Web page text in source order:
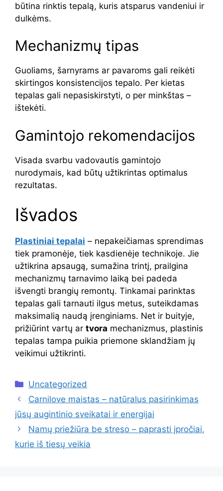
būtina rinktis tepalą, kuris atsparus vandeniui ir
dulkėms.
Mechanizmų tipas
Guoliams, šarnyrams ar pavaroms gali reikėti
skirtingos konsistencijos tepalo. Per kietas
tepalas gali nepasiskirstyti, o per minkštas –
ištekėti.
Gamintojo rekomendacijos
Visada svarbu vadovautis gamintojo
nurodymais, kad būtų užtikrintas optimalus
rezultatas.
Išvados
Plastiniai tepalai – nepakeičiamas sprendimas
tiek pramonėje, tiek kasdienėje technikoje. Jie
užtikrina apsaugą, sumažina trintį, prailgina
mechanizmų tarnavimo laiką bei padeda
išvengti brangių remontų. Tinkamai parinktas
tepalas gali tarnauti ilgus metus, suteikdamas
maksimalią naudą įrenginiams. Net ir buityje,
prižiūrint vartų ar tvora mechanizmus, plastinis
tepalas tampa puikia priemone sklandžiam jų
veikimui užtikrinti.
Kategorijos
Uncategorized
Carnilove maistas – natūralus pasirinkimas
jūsų augintinio sveikatai ir energijai
Namų priežiūra be streso – paprasti įpročiai,
kurie iš tiesų veikia